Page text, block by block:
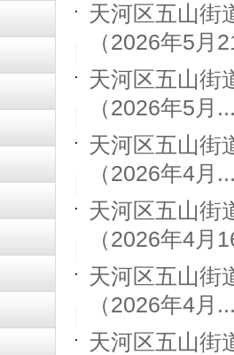
天河区五山街
（2026年5月
天河区五山街
（2026年5月
天河区五山街
（2026年4月
天河区五山街
（2026年4月
天河区五山街
（2026年4月
天河区五山街